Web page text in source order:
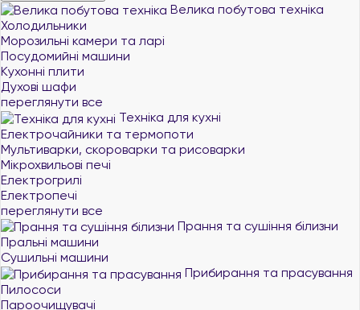
Велика побутова техніка
Холодильники
Морозильні камери та ларі
Посудомийні машини
Кухонні плити
Духові шафи
переглянути все
Техніка для кухні
Електрочайники та термопоти
Мультиварки, скороварки та рисоварки
Мікрохвильові печі
Електрогрилі
Електропечі
переглянути все
Прання та сушіння білизни
Пральні машини
Сушильні машини
Прибирання та прасування
Пилососи
Пароочищувачі